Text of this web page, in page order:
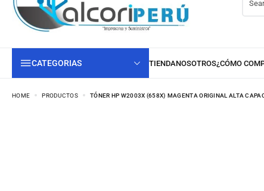
CATEGORIAS
HOME PRODUCTOS TÓNER HP W2003X (658X) MAGENTA ORIGINAL ALTA